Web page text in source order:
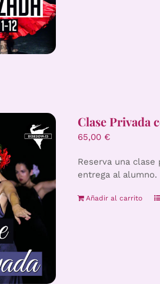
Clase Privada
65,00 €
Reserva una
entrega al alumno.
Añadir al carrito